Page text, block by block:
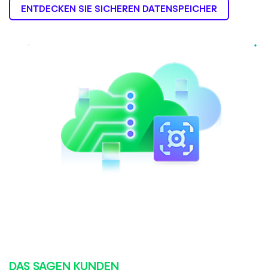
ENTDECKEN SIE SICHEREN DATENSPEICHER
DAS SAGEN KUNDEN